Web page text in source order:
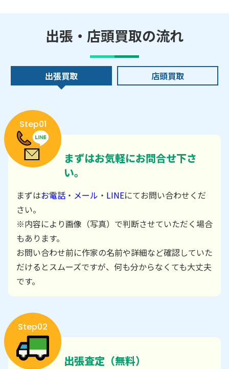
出張・店頭買取の流れ
出張買取 店頭買取
Step01
まずはお気軽にお問合せ下さ
い。
まずはお電話 ・ メール ・ LINEにてお問い合わせくだ
さい。
※内容により画像（写真）で判断させていただく場合
もあります。
お問い合わせ前に作家の名前や詳細など確認していた
だけるとスムーズですが、何も分からなくても大丈夫
です。
Step02
出張査定（無料）